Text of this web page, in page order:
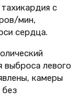
с
мин,
сердца.
выброса левого
камеры